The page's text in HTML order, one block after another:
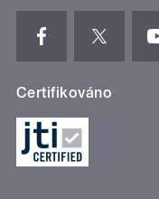
Certifikováno